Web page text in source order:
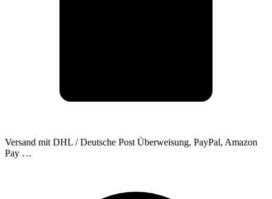
Versand mit DHL / Deutsche Post Überweisung, PayPal, Amazon
Pay …